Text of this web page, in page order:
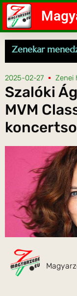
Zenekar
2025-02-27 Zenei
Szalóki
MVM